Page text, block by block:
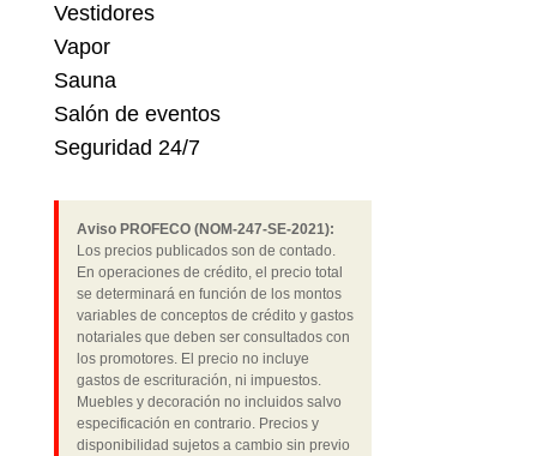
Vestidores
Vapor
Sauna
Salón de eventos
Seguridad 24/7
Aviso PROFECO (NOM-247-SE-2021):
Los precios publicados son de contado.
En operaciones de crédito, el precio total
se determinará en función de los montos
variables de conceptos de crédito y gastos
notariales que deben ser consultados con
los promotores. El precio no incluye
gastos de escrituración, ni impuestos.
Muebles y decoración no incluidos salvo
especificación en contrario. Precios y
disponibilidad sujetos a cambio sin previo